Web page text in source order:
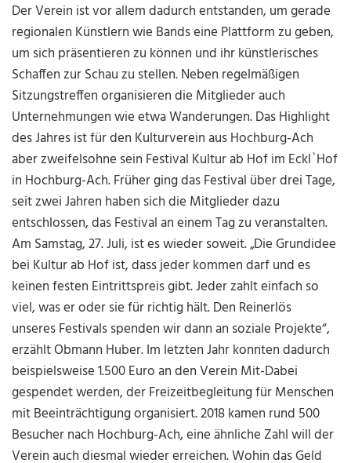
Der Verein ist vor allem dadurch entstanden, um gerade
regionalen Künstlern wie Bands eine Plattform zu geben,
um sich präsentieren zu können und ihr künstlerisches
Schaffen zur Schau zu stellen. Neben regelmäßigen
Sitzungstreffen organisieren die Mitglieder auch
Unternehmungen wie etwa Wanderungen. Das Highlight
des Jahres ist für den Kulturverein aus Hochburg-Ach
aber zweifelsohne sein Festival Kultur ab Hof im Eckl`Hof
in Hochburg-Ach. Früher ging das Festival über drei Tage,
seit zwei Jahren haben sich die Mitglieder dazu
entschlossen, das Festival an einem Tag zu veranstalten.
Am Samstag, 27. Juli, ist es wieder soweit. „Die Grundidee
bei Kultur ab Hof ist, dass jeder kommen darf und es
keinen festen Eintrittspreis gibt. Jeder zahlt einfach so
viel, was er oder sie für richtig hält. Den Reinerlös
unseres Festivals spenden wir dann an soziale Projekte“,
erzählt Obmann Huber. Im letzten Jahr konnten dadurch
beispielsweise 1.500 Euro an den Verein Mit-Dabei
gespendet werden, der Freizeitbegleitung für Menschen
mit Beeinträchtigung organisiert. 2018 kamen rund 500
Besucher nach Hochburg-Ach, eine ähnliche Zahl will der
Verein auch diesmal wieder erreichen. Wohin das Geld